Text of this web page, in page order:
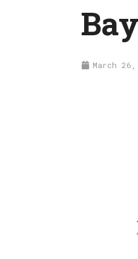
March